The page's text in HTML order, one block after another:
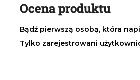
Ocena produktu
Bądź pierwszą osobą, która
Tylko zarejestrowani